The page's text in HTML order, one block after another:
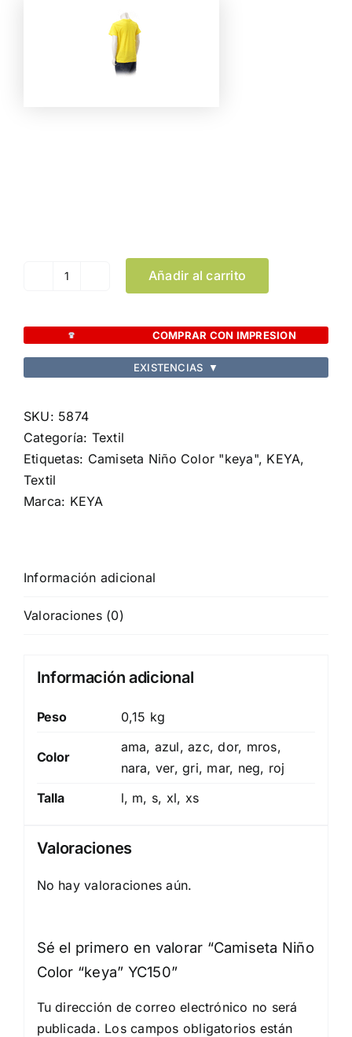
Camiseta
Color
"keya"
Añadir al carrito
COMPRAR CON IMPRESION
EXISTENCIAS ▼
SKU: 5874
Categoría: Textil
Etiquetas: Camiseta Niño Color "keya", KEYA,
Textil
Marca: KEYA
Información adicional
Valoraciones (0)
Información adicional
Peso 0,15 kg
Color
ama, azul, azc, dor, mros,
nara, ver, gri, mar, neg, roj
Talla
l, m, s, xl, xs
Valoraciones
No hay valoraciones aún.
Sé el primero en valorar “Camiseta Niño
Color “keya” YC150”
Tu dirección de correo electrónico no será
publicada. Los campos obligatorios están